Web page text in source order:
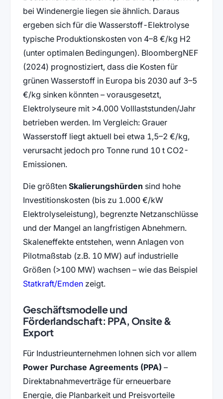
bei Windenergie liegen sie ähnlich. Daraus
ergeben sich für die Wasserstoff-Elektrolyse
typische Produktionskosten von 4–8 €/kg H2
(unter optimalen Bedingungen). BloombergNEF
(2024) prognostiziert, dass die Kosten für
grünen Wasserstoff in Europa bis 2030 auf 3–5
€/kg sinken könnten – vorausgesetzt,
Elektrolyseure mit >4.000 Volllaststunden/Jahr
betrieben werden. Im Vergleich: Grauer
Wasserstoff liegt aktuell bei etwa 1,5–2 €/kg,
verursacht jedoch pro Tonne rund 10 t CO2-
Emissionen.
Die größten Skalierungshürden sind hohe
Investitionskosten (bis zu 1.000 €/kW
Elektrolyseleistung), begrenzte Netzanschlüsse
und der Mangel an langfristigen Abnehmern.
Skaleneffekte entstehen, wenn Anlagen von
Pilotmaßstab (z.B. 10 MW) auf industrielle
Größen (>100 MW) wachsen – wie das Beispiel
Statkraft/Emden(öffnet in neuem Tab)
zeigt.
Geschäftsmodelle und
Förderlandschaft: PPA, Onsite &
Export
Für Industrieunternehmen lohnen sich vor allem
Power Purchase Agreements (PPA) –
Direktabnahmeverträge für erneuerbare
Energie, die Planbarkeit und Preisvorteile